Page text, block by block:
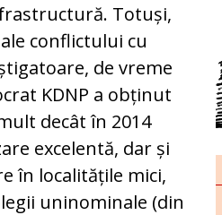
Totuși,
conflictului cu
de vreme
KDNP a obținut
decât în 2014
excelentă, dar și
în localitățile mici,
uninominale (din